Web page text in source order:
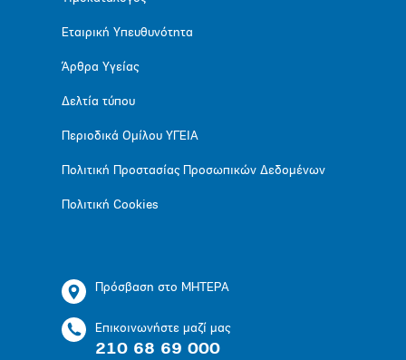
Εταιρική Υπευθυνότητα
Άρθρα Υγείας
Δελτία τύπου
Περιοδικά Ομίλου ΥΓΕΙΑ
Πολιτική Προστασίας Προσωπικών Δεδομένων
Πολιτική Cookies
Πρόσβαση στο ΜΗΤΕΡΑ
Επικοινωνήστε μαζί μας
210 68 69 000